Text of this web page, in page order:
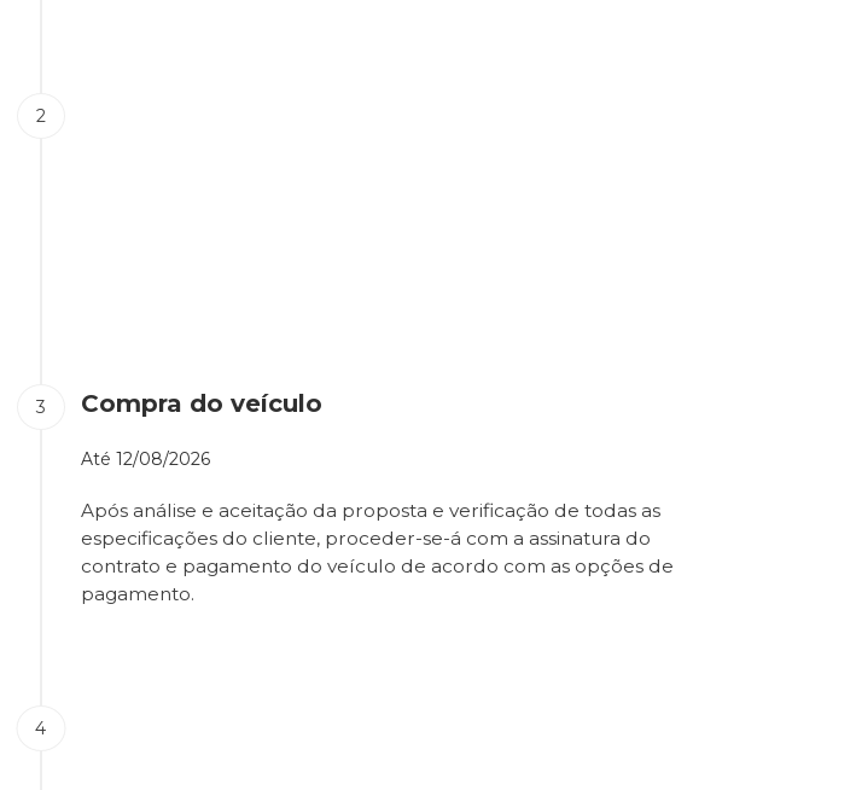
Compra do veículo
Até 12/08/2026
Após análise e aceitação da proposta e verificação de todas as
especificações do cliente, proceder-se-á com a assinatura do
contrato e pagamento do veículo de acordo com as opções de
pagamento.